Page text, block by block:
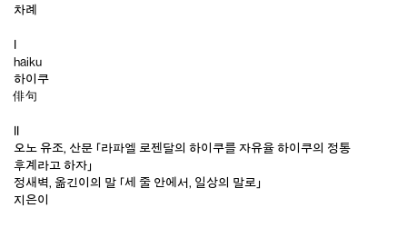
차례
haiku
하이쿠
俳句
오노 유조, 산문 「라파엘 로젠달의 하이쿠를 자유율 하이쿠의 정통
후계라고 하자」
정새벽, 옮긴이의 말 「세 줄 안에서, 일상의 말로」
지은이